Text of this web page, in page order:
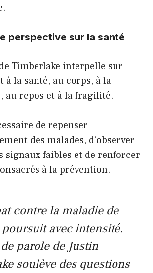
perspective sur la santé
Timberlake interpelle sur
la santé, au corps, à la
au repos et à la fragilité.
de repenser
des malades, d’observer
signaux faibles et de renforcer
à la prévention.
contre la maladie de
avec intensité.
parole de Justin
soulève des questions